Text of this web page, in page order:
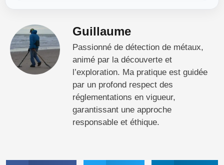
Guillaume
Passionné de détection de métaux,
animé par la découverte et
l’exploration. Ma pratique est guidée
par un profond respect des
réglementations en vigueur,
garantissant une approche
responsable et éthique.